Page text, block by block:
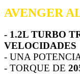
AVENGER
- 1.2L TURBO
VELOCIDADES
- UNA
- TORQUE DE